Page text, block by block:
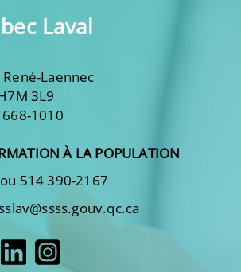
Laval
Laennec
3L9
1010
À LA POPULATION
514 390-2167